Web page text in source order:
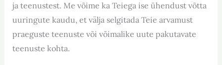
ja teenustest. Me võime ka Teiega ise ühendust võtta
uuringute kaudu, et välja selgitada Teie arvamust
praeguste teenuste või võimalike uute pakutavate
teenuste kohta.